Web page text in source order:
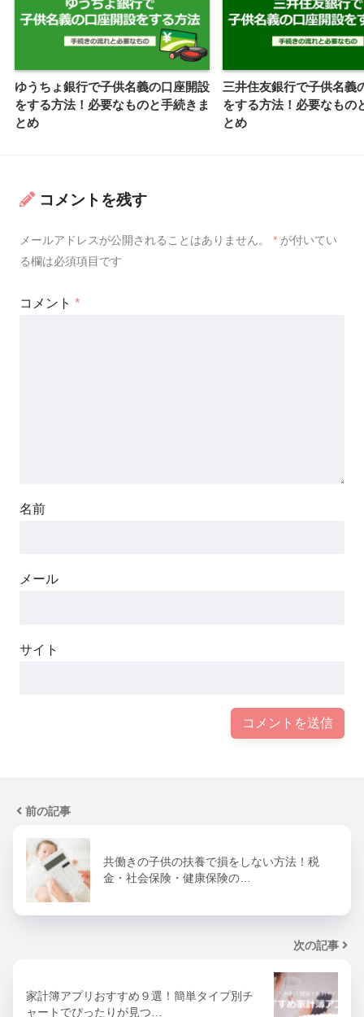
ゆうちょ銀行で子供名義の口座開設
をする方法！必要なものと手続きま
とめ
三井住友銀行で子供名義
をする方法！必要なもの
とめ
コメントを残す
メールアドレスが公開されることはありません。 * が付いてい
る欄は必須項目です
コメント *
名前
メール
サイト
前の記事
共働きの子供の扶養で損をしない方法！税
金・社会保険・健康保険の…
次の記事
家計簿アプリおすすめ９選！簡単タイプ別チ
ャートでぴったりが見つ…